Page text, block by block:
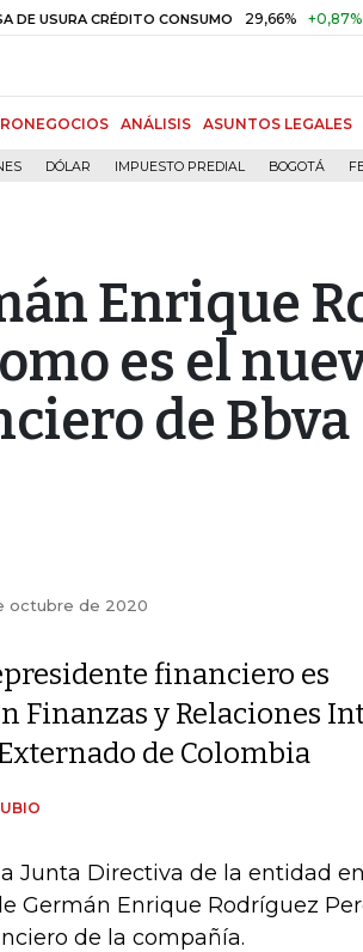
CRÉDITO CONSUMO 29,66% +0,87% +3,02%
ANÁLISIS ASUNTOS LEGALES
DÓLAR IMPUESTO PREDIAL BOGOTÁ
Enrique
es el
de Bbva
octubre de 2020
financiero es
Finanzas y Relaciones
de Colombia
Junta Directiva de la entidad
Germán Enrique Rodríguez
de la compañía.